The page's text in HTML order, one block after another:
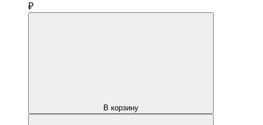
₽
В корзину